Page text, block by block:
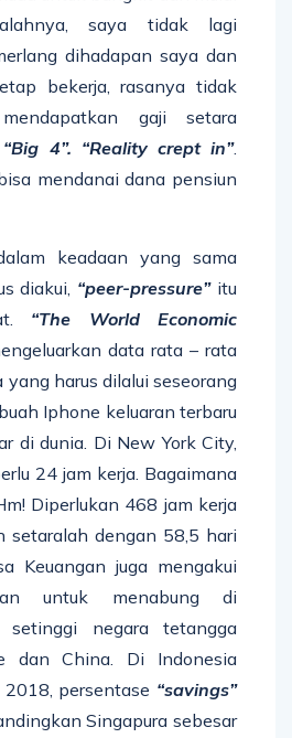
saya tidak lagi
dihadapan saya dan
bekerja, rasanya tidak
gaji setara
“Big 4”. “Reality crept in”.
mendanai dana pensiun
keadaan yang sama
diakui, “peer-pressure”itu
“The World Economic
data rata – rata
yang harus dilalui seseorang
Iphone keluaran terbaru
di dunia. Di New York City,
24 jam kerja. Bagaimana
Diperlukan 468 jam kerja
setaralah dengan 58,5 hari
Keuangan juga mengakui
untuk menabung di
setinggi negara tetangga
dan China. Di Indonesia
persentase “savings”
Singapura sebesar